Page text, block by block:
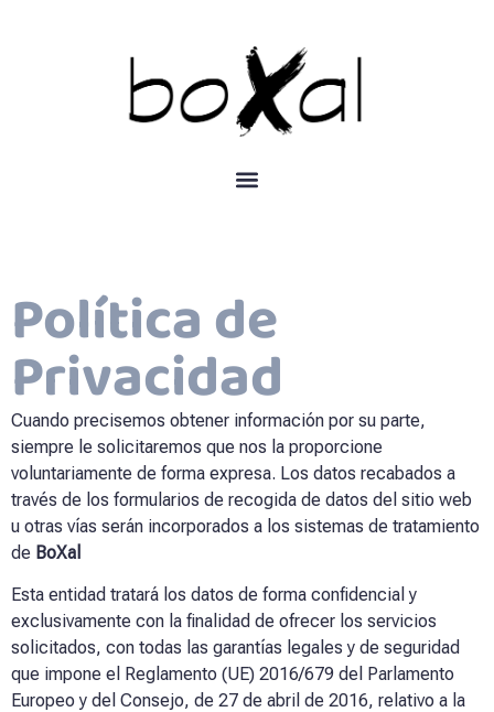
Política de
Privacidad
Cuando precisemos obtener información por su parte,
siempre le solicitaremos que nos la proporcione
voluntariamente de forma expresa. Los datos recabados a
través de los formularios de recogida de datos del sitio web
u otras vías serán incorporados a los sistemas de tratamiento
de BoXal
Esta entidad tratará los datos de forma confidencial y
exclusivamente con la finalidad de ofrecer los servicios
solicitados, con todas las garantías legales y de seguridad
que impone el Reglamento (UE) 2016/679 del Parlamento
Europeo y del Consejo, de 27 de abril de 2016, relativo a la